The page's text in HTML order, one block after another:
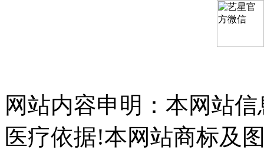
网站内容申明：本网站
医疗依据!本网站商标及